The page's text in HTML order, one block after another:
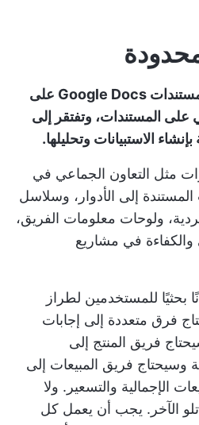
تركز وظيفة التعاون في مستندات Google Docs على
على المستندات، وتفتقر إلى
الاستبيانات وتحليلها.
مثل التعاون الجماعي في
المستندة إلى الأدوار، وسلاسل
ولوحات معلومات الفريق،
والكفاءة في مشاريع
بحثيًا للمستخدمين لطراز
فرق متعددة إلى إجابات
فريق المنتج إلى
وسيحتاج فريق المبيعات إلى
الإجمالية والتسعير. ولا
الآخر. يجب أن يعمل كل